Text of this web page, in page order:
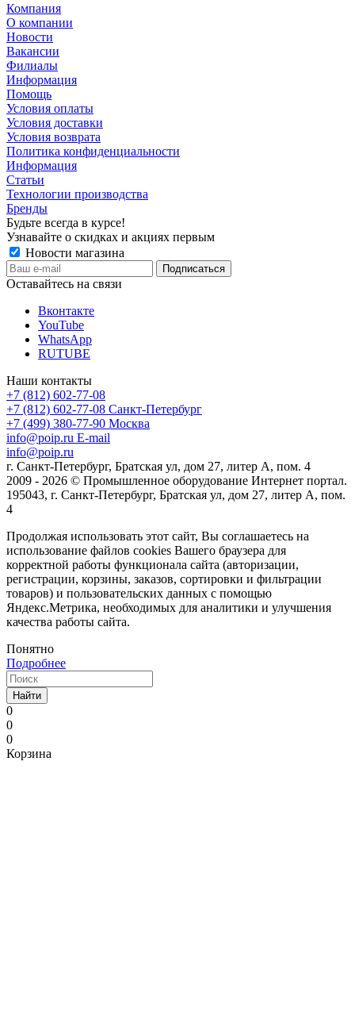
Компания
О компании
Новости
Вакансии
Филиалы
Информация
Помощь
Условия оплаты
Условия доставки
Условия возврата
Политика конфиденциальности
Информация
Статьи
Технологии производства
Бренды
Будьте всегда в курсе!
Узнавайте о скидках и акциях первым
Новости магазина
Оставайтесь на связи
Вконтакте
YouTube
WhatsApp
RUTUBE
Наши контакты
+7 (812) 602-77-08
+7 (812) 602-77-08 Санкт-Петербург
+7 (499) 380-77-90 Москва
info@poip.ru E-mail
info@poip.ru
г. Санкт-Петербург, Братская ул, дом 27, литер А, пом. 4
2009 - 2026 © Промышленное оборудование Интернет портал.
195043, г. Санкт-Петербург, Братская ул, дом 27, литер А, пом.
4
Продолжая использовать этот сайт, Вы соглашаетесь на
использование файлов cookies Вашего браузера для
корректной работы функционала сайта (авторизации,
регистрации, корзины, заказов, сортировки и фильтрации
товаров) и пользовательских данных с помощью
Яндекс.Метрика, необходимых для аналитики и улучшения
качества работы сайта.
Понятно
Подробнее
Найти
0
0
0
Корзина